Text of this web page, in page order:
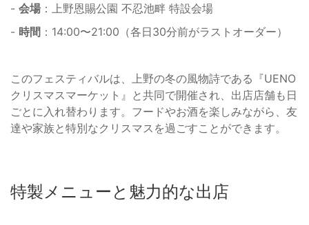
- 会場 ：上野恩賜公園 不忍池畔 特設会場
- 時間 ：14:00〜21:00（各日30分前がラストオーダー）
このフェスティバルは、上野の冬の風物詩である『UENO
クリスマスマーケット』と共同で開催され、出店店舗も日
ごとに入れ替わります。フードやお酒を楽しみながら、友
達や家族と特別なクリスマスを過ごすことができます。
特製メニューと魅力的な出店